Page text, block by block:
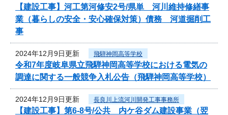
【建設工事】河工第河修安2号/県単 河川維持修繕事
業（暮らしの安全・安心確保対策）債務 河道掘削工
事
2024年12月9日更新 飛騨神岡高等学校
令和7年度岐阜県立飛騨神岡高等学校における電気の
調達に関する一般競争入札公告（飛騨神岡高等学校）
2024年12月9日更新 長良川上流河川開発工事事務所
【建設工事】第6-8号/公共 内ケ谷ダム建設事業（翌